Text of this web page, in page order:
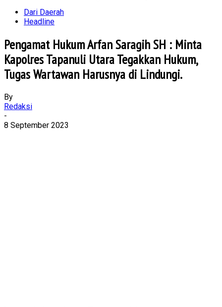
Dari Daerah
Headline
Pengamat Hukum Arfan Saragih SH : Minta
Kapolres Tapanuli Utara Tegakkan Hukum,
Tugas Wartawan Harusnya di Lindungi.
By
Redaksi
-
8 September 2023